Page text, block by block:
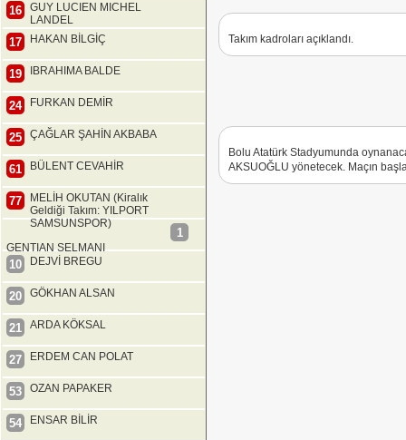
16
GUY LUCIEN MICHEL
LANDEL
17 HAKAN BİLGİÇ
19 IBRAHIMA BALDE
24 FURKAN DEMİR
25 ÇAĞLAR ŞAHİN AKBABA
61 BÜLENT CEVAHİR
77
MELİH OKUTAN (Kiralık
Geldiği Takım: YILPORT
SAMSUNSPOR)
1
GENTIAN SELMANI
10 DEJVİ BREGU
20 GÖKHAN ALSAN
21 ARDA KÖKSAL
27 ERDEM CAN POLAT
53 OZAN PAPAKER
54 ENSAR BİLİR
Takım kadroları açıklandı.
Bolu Atatürk Stadyumunda
AKSUOĞLU yönetecek. Maçın